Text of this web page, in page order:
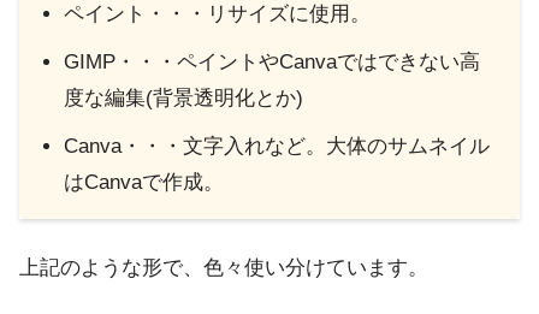
ペイント・・・リサイズに使用。
GIMP・・・ペイントやCanvaではできない高
度な編集(背景透明化とか)
Canva・・・文字入れなど。大体のサムネイル
はCanvaで作成。
上記のような形で、色々使い分けています。